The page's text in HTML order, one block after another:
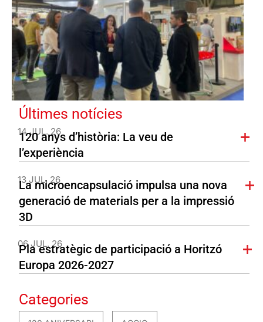
Últimes notícies
14 JUL. 26
120 anys d’història: La veu de
l’experiència
13 JUL. 26
La microencapsulació impulsa una nova
generació de materials per a la impressió
3D
06 JUL. 26
Pla estratègic de participació a Horitzó
Europa 2026-2027
Categories